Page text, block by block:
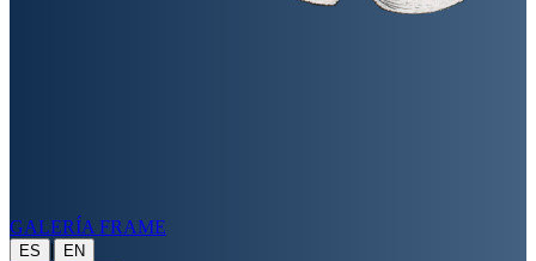
GALERÍA FRAME
ES | EN